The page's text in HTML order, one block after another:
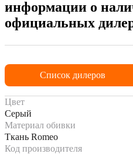
информации о
официальных
Список дилеров
Цвет
Серый
Материал обивки
Ткань Romeo
Код производителя